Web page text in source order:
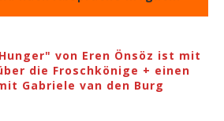
von Eren Önsöz ist mit
die Froschkönige + einen
Gabriele van den Burg